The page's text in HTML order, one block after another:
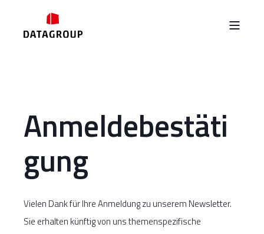
Anmeldebestäti
gung
Vielen Dank für Ihre Anmeldung zu unserem Newsletter.
Sie erhalten künftig von uns themenspezifische